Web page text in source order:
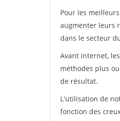
Pour les
augmenter leurs
dans le secteur
Avant internet,
méthodes plus
de résultat.
L'utilisation de
fonction des